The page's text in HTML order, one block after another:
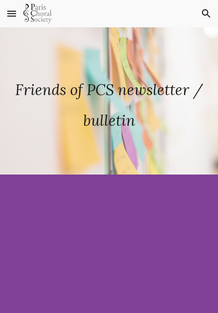
Skip to main content Skip to navigation
Friends of PCSnewsletter /
bulletin